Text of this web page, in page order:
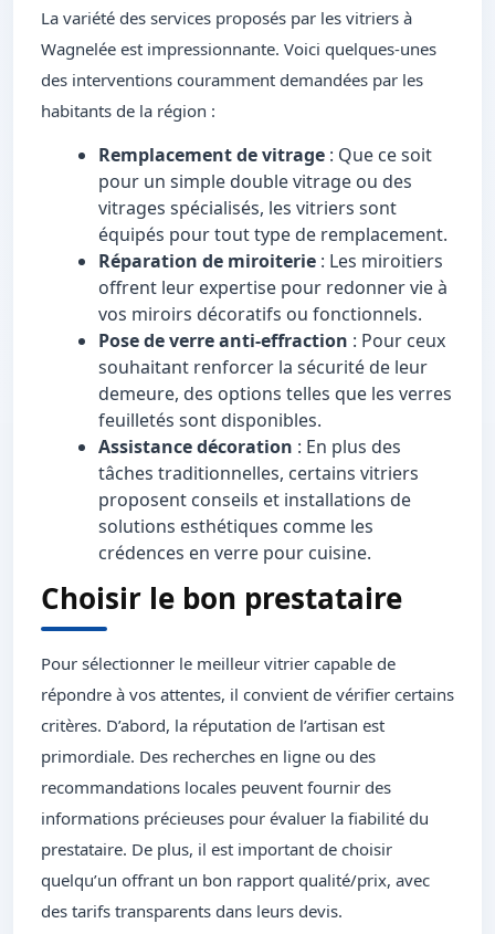
La variété des services proposés par les vitriers à
Wagnelée est impressionnante. Voici quelques-unes
des interventions couramment demandées par les
habitants de la région :
Remplacement de vitrage : Que ce soit
pour un simple double vitrage ou des
vitrages spécialisés, les vitriers sont
équipés pour tout type de remplacement.
Réparation de miroiterie : Les miroitiers
offrent leur expertise pour redonner vie à
vos miroirs décoratifs ou fonctionnels.
Pose de verre anti-effraction : Pour ceux
souhaitant renforcer la sécurité de leur
demeure, des options telles que les verres
feuilletés sont disponibles.
Assistance décoration : En plus des
tâches traditionnelles, certains vitriers
proposent conseils et installations de
solutions esthétiques comme les
crédences en verre pour cuisine.
Choisir le bon prestataire
Pour sélectionner le meilleur vitrier capable de
répondre à vos attentes, il convient de vérifier certains
critères. D’abord, la réputation de l’artisan est
primordiale. Des recherches en ligne ou des
recommandations locales peuvent fournir des
informations précieuses pour évaluer la fiabilité du
prestataire. De plus, il est important de choisir
quelqu’un offrant un bon rapport qualité/prix, avec
des tarifs transparents dans leurs devis.